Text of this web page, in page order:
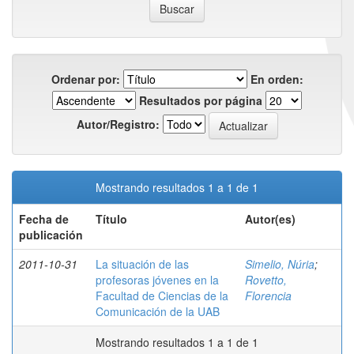
Ordenar por:
En orden:
Resultados por página
Autor/Registro:
Mostrando resultados 1 a 1 de 1
Fecha de
publicación
Título Autor(es)
2011-10-31
La situación de las
profesoras jóvenes en la
Facultad de Ciencias de la
Comunicación de la UAB
Simelio, Núria;
Rovetto,
Florencia
Mostrando resultados 1 a 1 de 1